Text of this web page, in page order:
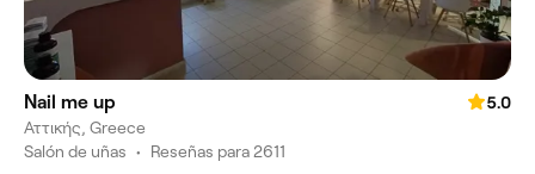
Nail me up
5.0
Αττικής, Greece
Salón de uñas • Reseñas para 2611